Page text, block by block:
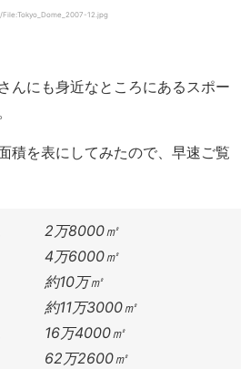
12.jpg
んにも身近なところにあるスポー
積を表にしてみたので、早速ご覧
ム 2万8000㎡
4万6000㎡
約10万㎡
約11万3000㎡
ム 16万4000㎡
62万2600㎡